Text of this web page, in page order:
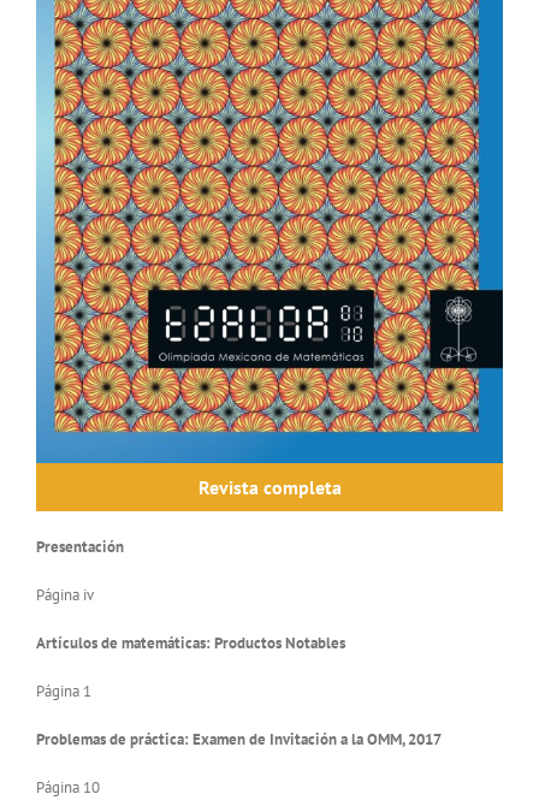
Revista completa
Presentación
Página iv
Artículos de matemáticas: Productos Notables
Página 1
Problemas de práctica: Examen de Invitación a la OMM, 2017
Página 10